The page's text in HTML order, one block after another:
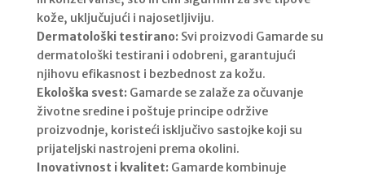
kože, uključujući i najosetljiviju.
Dermatološki testirano:Svi proizvodi Gamarde su
dermatološki testirani i odobreni, garantujući
njihovu efikasnost i bezbednost za kožu.
Ekološka svest:Gamarde se zalaže za očuvanje
životne sredine i poštuje principe održive
proizvodnje, koristeći isključivo sastojke koji su
prijateljski nastrojeni prema okolini.
Inovativnost i kvalitet:Gamarde kombinuje